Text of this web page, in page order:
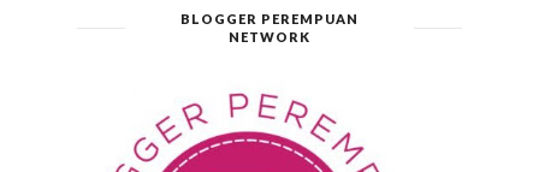
BLOGGER PEREMPUAN
NETWORK